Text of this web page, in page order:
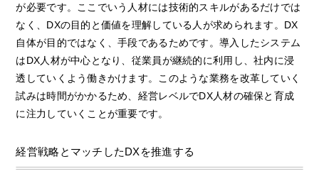
が必要です。ここでいう人材には技術的スキルがあるだけでは
なく、DXの目的と価値を理解している人が求められます。DX
自体が目的ではなく、手段であるためです。導入したシステム
はDX人材が中心となり、従業員が継続的に利用し、社内に浸
透していくよう働きかけます。このような業務を改革していく
試みは時間がかかるため、経営レベルでDX人材の確保と育成
に注力していくことが重要です。
経営戦略とマッチしたDXを推進する